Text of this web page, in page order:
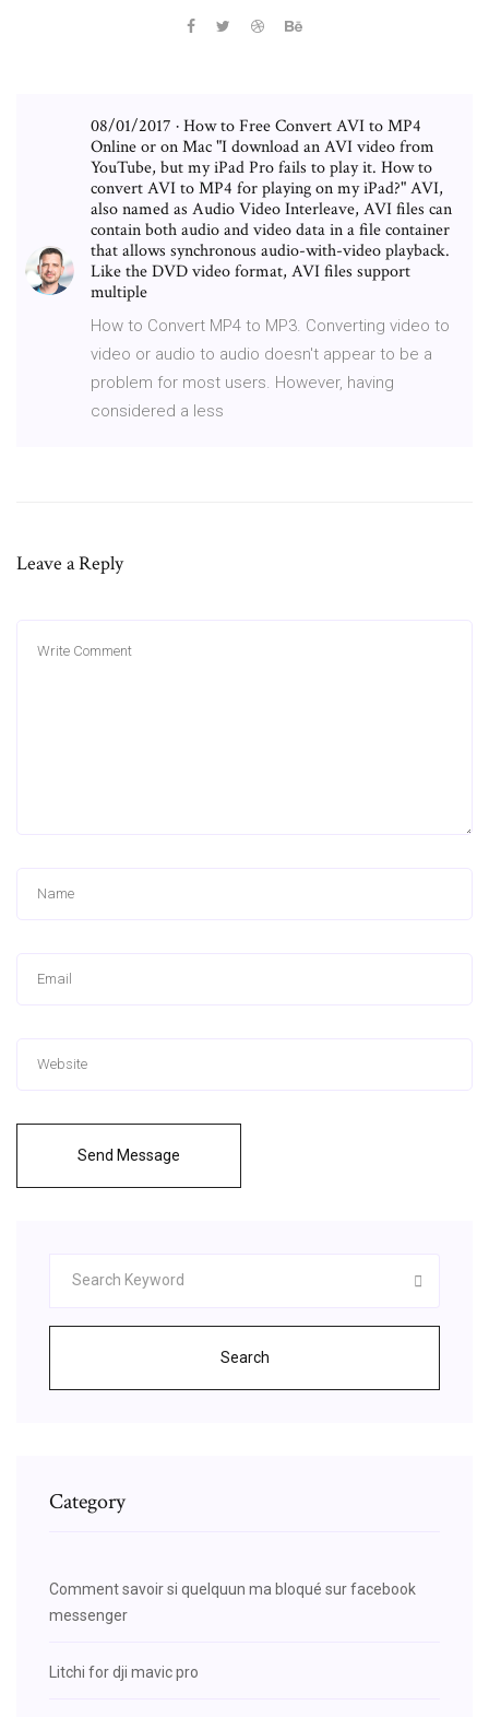
08/01/2017 · How to Free Convert AVI to MP4
Online or on Mac "I download an AVI video from
YouTube, but my iPad Pro fails to play it. How to
convert AVI to MP4 for playing on my iPad?" AVI,
also named as Audio Video Interleave, AVI files can
contain both audio and video data in a file container
that allows synchronous audio-with-video playback.
Like the DVD video format, AVI files support
multiple
How to Convert MP4 to MP3. Converting video to
video or audio to audio doesn't appear to be a
problem for most users. However, having
considered a less
Leave a Reply
Send Message
Search
Category
Comment savoir si quelquun ma bloqué sur facebook
messenger
Litchi for dji mavic pro